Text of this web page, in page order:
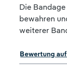
Die
bewahren
weiterer
Bewertung